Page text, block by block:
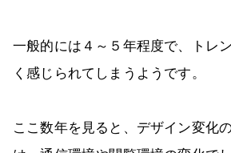
一般的には４～５年程度で、トレ
く感じられてしまうようです。
ここ数年を見ると、デザイン変化